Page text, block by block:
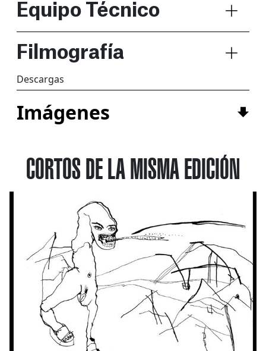
Equipo Técnico
Filmografía
Descargas
Imágenes
CORTOS DE LA MISMA EDICIÓN